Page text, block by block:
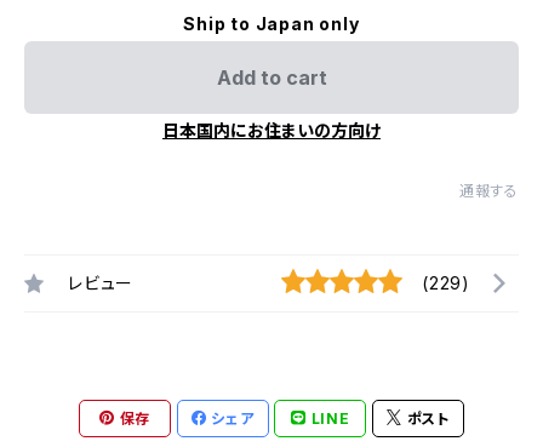
Ship to Japan only
Add to cart
日本国内にお住まいの方向け
通報する
レビュー (229)
保存 シェア LINE ポスト